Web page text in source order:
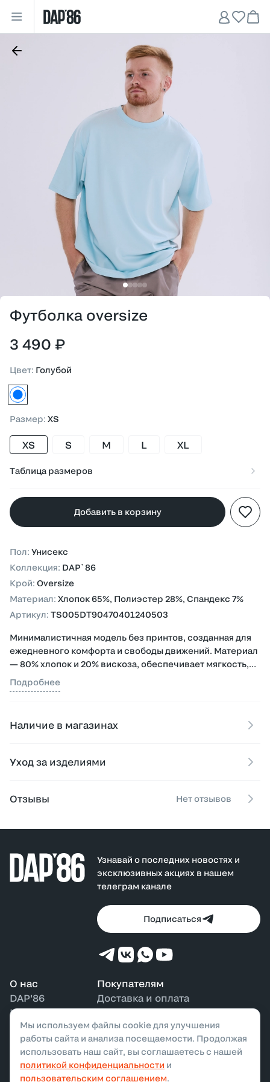
Футболка oversize
3 490 ₽
Цвет: Голубой
голубой
Размер: XS
XS S M L XL
Таблица размеров
Добавить в корзину
Пол: Унисекс
Коллекция: DAP`86
Крой: Oversize
Материал: Хлопок 65%, Полиэстер 28%, Спандекс 7%
Артикул: TS005DT90470401240503
Минималистичная модель без принтов, созданная для
ежедневного комфорта и свободы движений. Материал
— 80% хлопок и 20% вискоза, обеспечивает мягкость,
воздухопроницаемость и долговечность изделия.
любыми элементами streetwear-стиля.
Подробнее
Наличие в магазинах
Уход за изделиями
Отзывы Нет отзывов
О нас
DAP'86
Контакты
Наши магазины
Покупателям
Доставка и оплата
Возврат и обмен
Бонусная программа
Узнавай о последних новостях и
эксклюзивных акциях в нашем
телеграм канале
Подписаться
ООО «ДАП»,2026. Все права защищены
Мы используем файлы cookie для улучшения
работы сайта и анализа посещаемости. Продолжая
использовать наш сайт, вы соглашаетесь с нашей
политикой конфиденциальности и
пользовательским соглашением.